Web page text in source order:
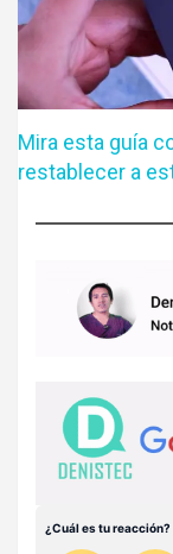
Mira esta guía
restablecer a